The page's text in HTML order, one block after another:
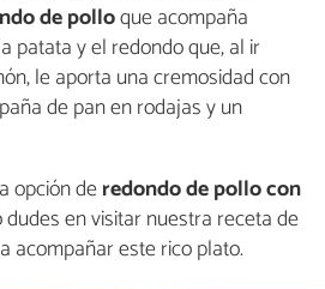
de polloque acompaña
patata y el redondo que, al ir
le aporta una cremosidad con
de pan en rodajas y un
opción deredondo de pollo con
dudes en visitar nuestra receta de
acompañar este rico plato.